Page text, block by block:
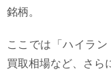
銘柄。
ここでは「ハイラ
買取相場など、さら